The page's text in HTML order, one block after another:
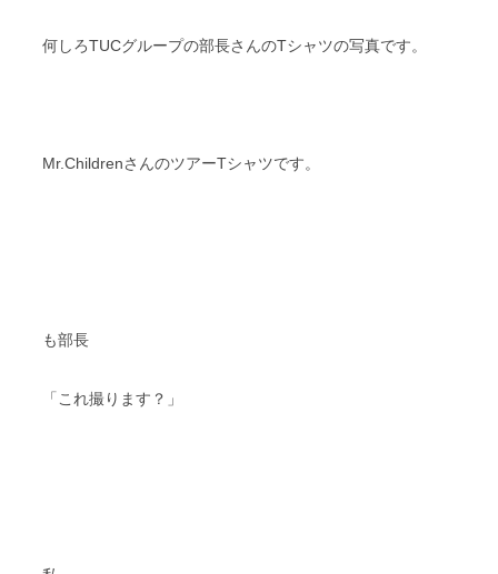
何しろTUCグループの部長さんのTシャツの写真です。
Mr.ChildrenさんのツアーTシャツです。
も部長
「これ撮ります？」